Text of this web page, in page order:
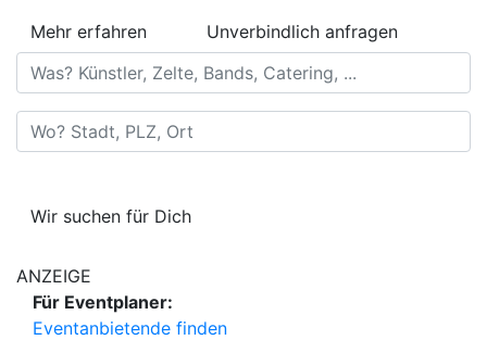
Mehr erfahren
Unverbindlich anfragen
Was? Künstler, Zelte, Bands, Catering, ...
Wo? Stadt, PLZ, Ort
Wir suchen für Dich
ANZEIGE
Für Eventplaner:
Eventanbietende finden